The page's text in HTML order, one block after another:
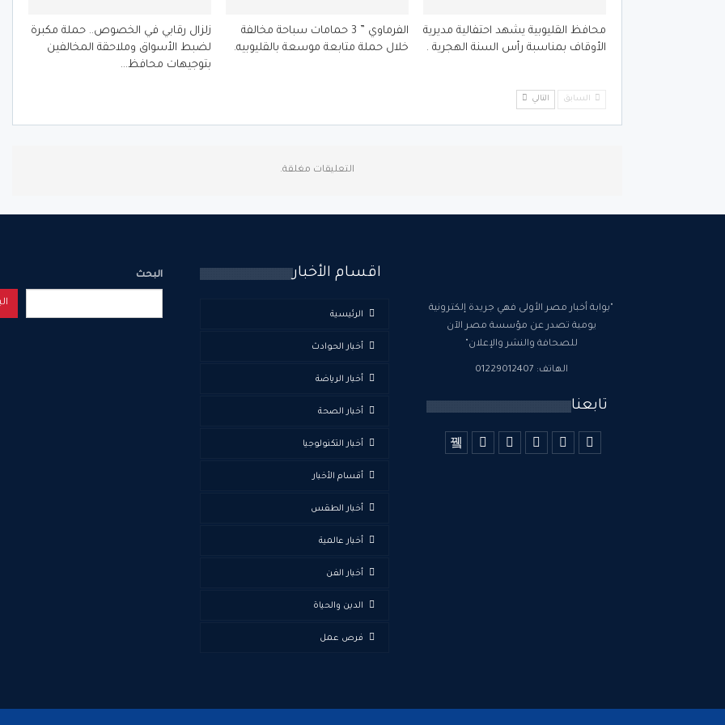
محافظ القليوبية يشهد احتفالية مديرية
الأوقاف بمناسبة رأس السنة الهجرية .
الفرماوي ” 3 حمامات سباحة مخالفة
خلال حملة متابعة موسعة بالقليوبيه.
زلزال رقابي في الخصوص.. حملة مكبرة
لضبط الأسواق وملاحقة المخالفين
بتوجيهات محافظ…
السابق التالي
التعليقات مغلقة.
"بوابة أخبار مصر الأولى فهي جريدة إلكترونية
يومية تصدر عن مؤسسة مصر الآن
للصحافة والنشر والإعلان"
الهاتف: 01229012407
تابعنا
اقسام الأخبار
الرئيسية
أخبار الحوادث
أخبار الرياضة
أخبار الصحة
أخبار التكنولوجيا
أقسام الأخبار
أخبار الطقس
أخبار عالمية
أخبار الفن
الدين والحياة
فرص عمل
البحث